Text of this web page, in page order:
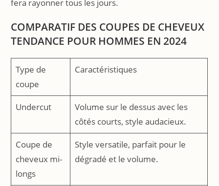
fera rayonner tous les jours.
COMPARATIF DES COUPES DE CHEVEUX
TENDANCE POUR HOMMES EN 2024
Type de
coupe
Caractéristiques
Undercut
Volume sur le dessus avec les
côtés courts, style audacieux.
Coupe de
cheveux mi-
longs
Style versatile, parfait pour le
dégradé et le volume.